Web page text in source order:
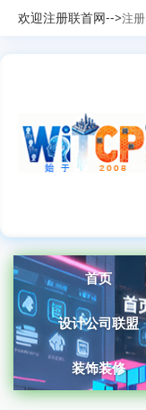
欢迎注册联首网-->注册
首页
设计公司联盟
装饰装修